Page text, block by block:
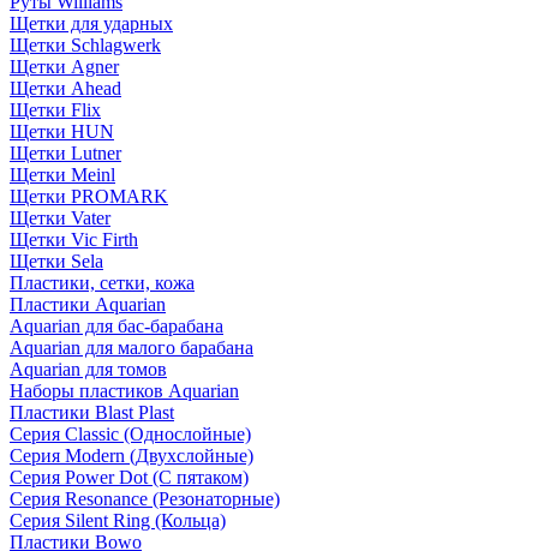
Щетки для ударных
Щетки Schlagwerk
Щетки Agner
Щетки Ahead
Щетки Flix
Щетки HUN
Щетки Lutner
Щетки Meinl
Щетки PROMARK
Щетки Vater
Щетки Vic Firth
Щетки Sela
Пластики, сетки, кожа
Пластики Aquarian
Aquarian для бас-барабана
Aquarian для малого барабана
Aquarian для томов
Наборы пластиков Aquarian
Пластики Blast Plast
Серия Classic (Однослойные)
Серия Modern (Двухслойные)
Серия Power Dot (С пятаком)
Серия Resonance (Резонаторные)
Серия Silent Ring (Кольца)
Пластики Bowo